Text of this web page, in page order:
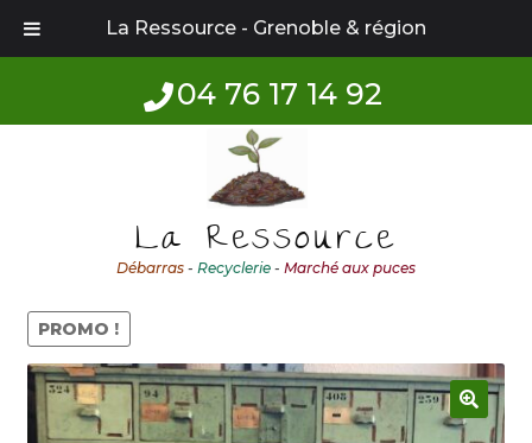
La Ressource - Grenoble & région
04 76 17 14 92
La Ressource
Débarras - Recyclerie - Marché aux puces
PROMO !